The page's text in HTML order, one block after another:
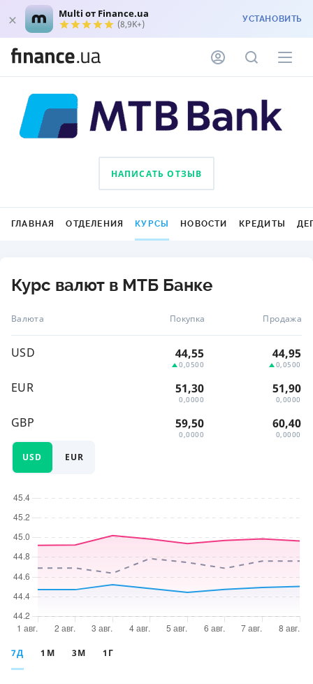
Multi от Finance.ua
(8,9K+) УСТАНОВИТЬ
НАПИСАТЬ ОТЗЫВ
ГЛАВНАЯ ОТДЕЛЕНИЯ КУРСЫ НОВОСТИ КРЕДИТЫ
Курс валют в МТБ Банке
Валюта Покупка Продажа
USD 44,55
0,0500
44,95
0,0500
EUR 51,30
0,0000
51,90
0,0000
GBP 59,50
0,0000
60,40
0,0000
USD EUR
7Д 1М 3М 1Г